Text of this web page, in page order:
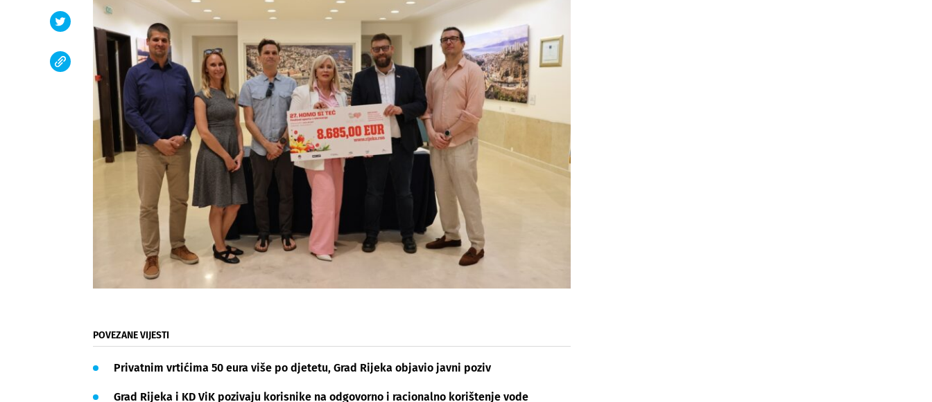
POVEZANE VIJESTI
Privatnim vrtićima 50 eura više po djetetu, Grad Rijeka objavio javni poziv
Grad Rijeka i KD ViK pozivaju korisnike na odgovorno i racionalno korištenje vode